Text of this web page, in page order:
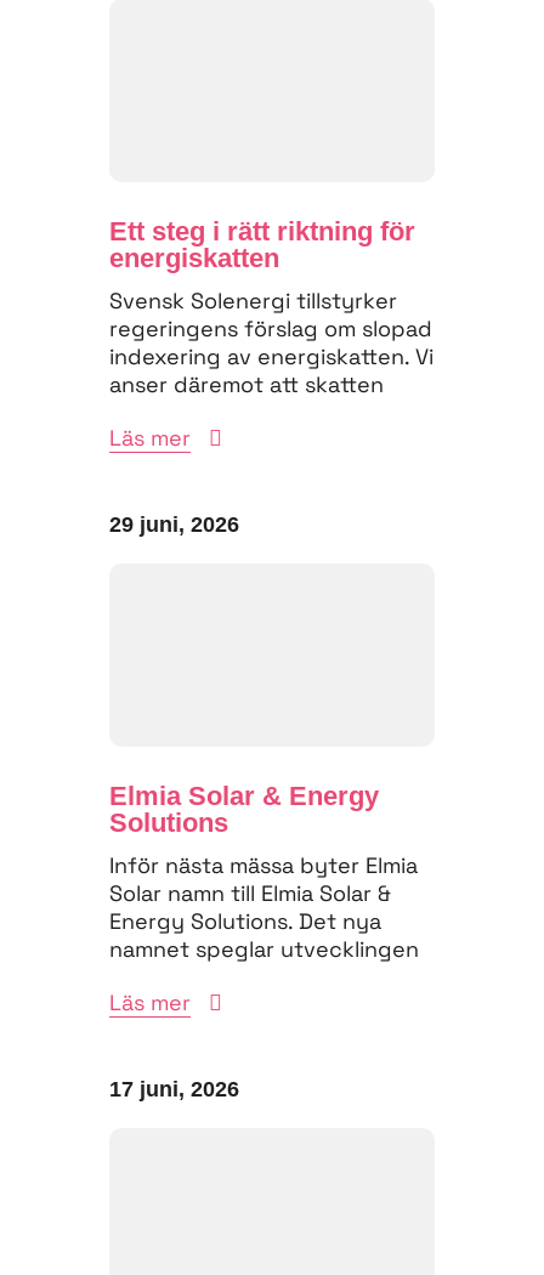
Ett steg i rätt riktning för
energiskatten
Svensk Solenergi tillstyrker
regeringens förslag om slopad
indexering av energiskatten. Vi
anser däremot att skatten
att...
Läs mer
29 juni, 2026
Elmia Solar & Energy
Solutions
Inför nästa mässa byter Elmia
Solar namn till Elmia Solar &
Energy Solutions. Det nya
namnet speglar utvecklingen
Läs mer
17 juni, 2026